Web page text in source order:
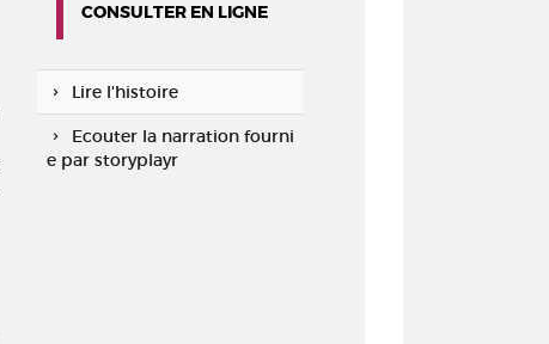
CONSULTER EN LIGNE
Lire l'histoire
Ecouter la narration fourni
e par storyplayr